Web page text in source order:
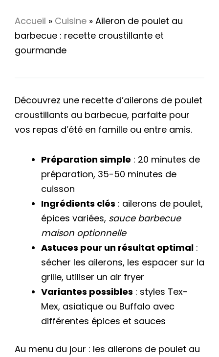
Accueil » Cuisine » Aileron de poulet au
barbecue : recette croustillante et
gourmande
Découvrez une recette d’ailerons de poulet
croustillants au barbecue, parfaite pour
vos repas d’été en famille ou entre amis.
Préparation simple : 20 minutes de
préparation, 35-50 minutes de
cuisson
Ingrédients clés : ailerons de poulet,
épices variées, sauce barbecue
maison optionnelle
Astuces pour un résultat optimal :
sécher les ailerons, les espacer sur la
grille, utiliser un air fryer
Variantes possibles : styles Tex-
Mex, asiatique ou Buffalo avec
différentes épices et sauces
Au menu du jour : les ailerons de poulet au